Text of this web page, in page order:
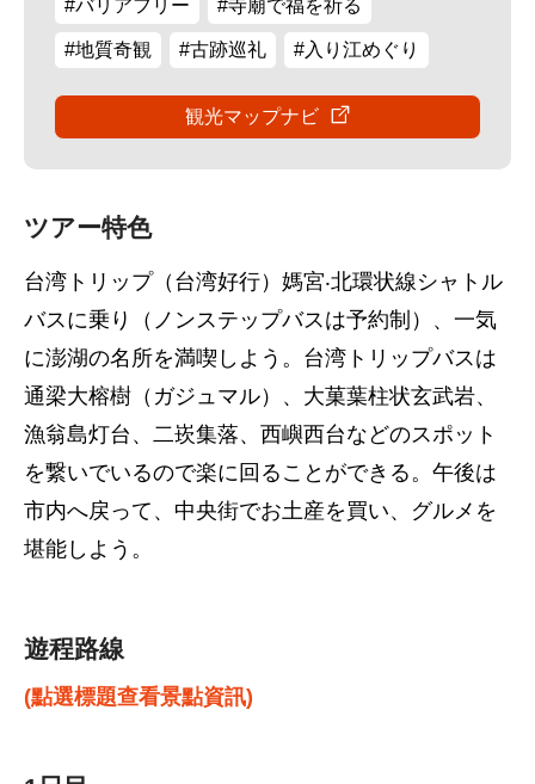
#バリアフリー #寺廟で福を祈る
#地質奇観 #古跡巡礼 #入り江めぐり
観光マップナビ
ツアー特色
台湾トリップ（台湾好行）媽宮‧北環状線シャトル
バスに乗り（ノンステップバスは予約制）、一気
に澎湖の名所を満喫しよう。台湾トリップバスは
通梁大榕樹（ガジュマル）、大菓葉柱状玄武岩、
漁翁島灯台、二崁集落、西嶼西台などのスポット
を繋いでいるので楽に回ることができる。午後は
市内へ戻って、中央街でお土産を買い、グルメを
堪能しよう。
遊程路線
(點選標題查看景點資訊)